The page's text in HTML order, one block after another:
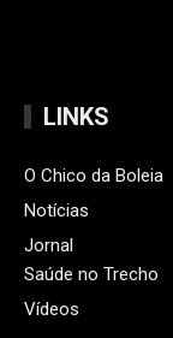
LINKS
O Chico da Boleia
Notícias
Jornal
Saúde no Trecho
Vídeos